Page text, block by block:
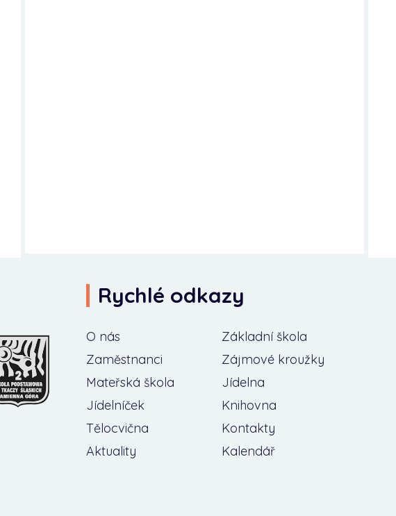
Rychlé odkazy
O nás
Základní škola
Zaměstnanci
Zájmové kroužky
Mateřská škola
Jídelna
Jídelníček
Knihovna
Tělocvična
Kontakty
Aktuality
Kalendář